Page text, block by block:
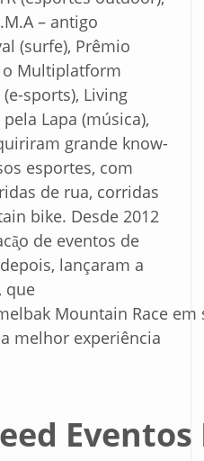
– antigo
(surfe), Prêmio
o Multiplatform
(e-sports), Living
Lapa (música),
grande know-
esportes, com
de rua, corridas
bike. Desde 2012
de eventos de
lançaram a
que
Mountain Race
melhor experiência
Eventos